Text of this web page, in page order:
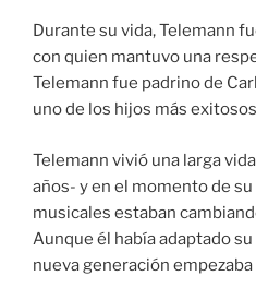
Durante su vida, Telemann
con quien mantuvo una
Telemann fue padrino de
uno de los hijos más exitosos
Telemann vivió una larga
años- y en el momento de
musicales estaban
Aunque él había adaptado
nueva generación